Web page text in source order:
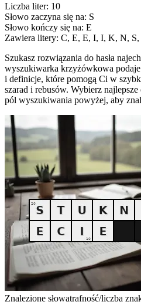
Liczba liter: 10
Słowo zaczyna się na: S
Słowo kończy się na: E
Zawiera litery: C, E, E, I, I, K, N,
Szukasz rozwiązania do hasła
wyszukiwarka krzyżówkowa
i definicje, które pomogą Ci w
szarad i rebusów. Wybierz
pól wyszukiwania powyżej, aby
Znalezione słowatrafność/liczba